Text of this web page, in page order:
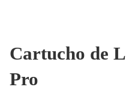
Cartucho de
Pro